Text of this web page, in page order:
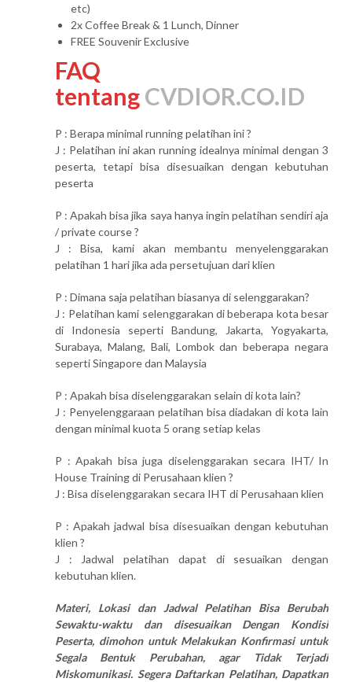
etc)
2x Coffee Break & 1 Lunch, Dinner
FREE Souvenir Exclusive
FAQ
tentangCVDIOR.CO.ID
P : Berapa minimal running pelatihan ini ?
J : Pelatihan ini akan running idealnya minimal dengan 3
peserta, tetapi bisa disesuaikan dengan kebutuhan
peserta
P : Apakah bisa jika saya hanya ingin pelatihan sendiri aja
/ private course ?
J : Bisa, kami akan membantu menyelenggarakan
pelatihan 1 hari jika ada persetujuan dari klien
P : Dimana saja pelatihan biasanya di selenggarakan?
J : Pelatihan kami selenggarakan di beberapa kota besar
di Indonesia seperti Bandung, Jakarta, Yogyakarta,
Surabaya, Malang, Bali, Lombok dan beberapa negara
seperti Singapore dan Malaysia
P : Apakah bisa diselenggarakan selain di kota lain?
J : Penyelenggaraan pelatihan bisa diadakan di kota lain
dengan minimal kuota 5 orang setiap kelas
P : Apakah bisa juga diselenggarakan secara IHT/ In
House Training di Perusahaan klien ?
J : Bisa diselenggarakan secara IHT di Perusahaan klien
P : Apakah jadwal bisa disesuaikan dengan kebutuhan
klien ?
J : Jadwal pelatihan dapat di sesuaikan dengan
kebutuhan klien.
Materi, Lokasi dan Jadwal Pelatihan Bisa Berubah
Sewaktu-waktu dan disesuaikan Dengan Kondisi
Peserta, dimohon untuk Melakukan Konfirmasi untuk
Segala Bentuk Perubahan, agar Tidak Terjadi
Miskomunikasi. Segera Daftarkan Pelatihan, Dapatkan